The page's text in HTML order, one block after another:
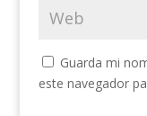
Guarda mi
este navegador